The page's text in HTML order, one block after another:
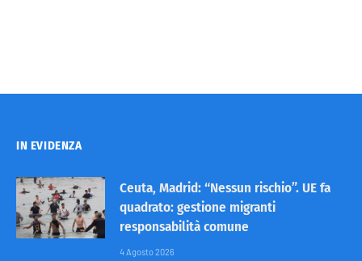
IN EVIDENZA
Ceuta, Madrid: “Nessun rischio”. UE fa
quadrato: gestione migranti
responsabilità comune
4 Agosto 2026